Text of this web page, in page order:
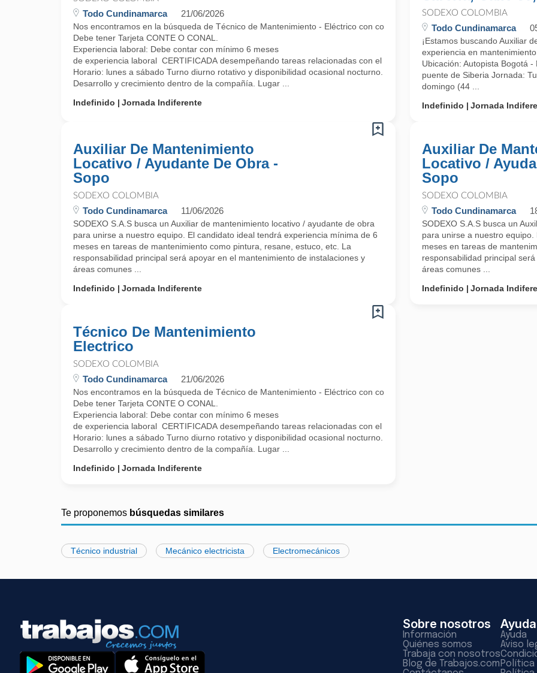
Todo Cundinamarca 21/06/2026
Nos encontramos en la búsqueda de Técnico de Mantenimiento - Eléctrico con conocimiento los arreglos locativos.
Debe tener Tarjeta CONTE O CONAL.
Experiencia laboral: Debe contar con mínimo 6 meses
de experiencia laboral CERTIFICADA desempeñando tareas relacionadas con el cargo Electrico y locativo (cableado
Horario: lunes a sábado Turno diurno rotativo y disponibilidad ocasional nocturno.
Desarrollo y crecimiento dentro de la compañía. Lugar ...
Indefinido
Jornada Indiferente
SODEXO COLOMBIA
Todo Cundinamarca
¡Estamos buscando Auxiliar
experiencia en
Ubicación: Autopista Bogotá
puente de Siberia Jornada:
domingo (44 ...
Indefinido
Jornada
Auxiliar De Mantenimiento
Locativo / Ayudante De Obra -
Sopo
SODEXO COLOMBIA
Todo Cundinamarca 11/06/2026
SODEXO S.A.S busca un Auxiliar de mantenimiento locativo / ayudante de obra
para unirse a nuestro equipo. El candidato ideal tendrá experiencia mínima de 6
meses en tareas de mantenimiento como pintura, resane, estuco, etc. La
responsabilidad principal será apoyar en el mantenimiento de instalaciones y
áreas comunes ...
Indefinido
Jornada Indiferente
Auxiliar De
Locativo /
Sopo
SODEXO COLOMBIA
Todo Cundinamarca
SODEXO S.A.S busca un
para unirse a nuestro
meses en tareas de
responsabilidad principal
áreas comunes ...
Indefinido
Jornada
Técnico De Mantenimiento
Electrico
SODEXO COLOMBIA
Todo Cundinamarca 21/06/2026
Nos encontramos en la búsqueda de Técnico de Mantenimiento - Eléctrico con conocimiento los arreglos locativos.
Debe tener Tarjeta CONTE O CONAL.
Experiencia laboral: Debe contar con mínimo 6 meses
de experiencia laboral CERTIFICADA desempeñando tareas relacionadas con el cargo Electrico y locativo (cableado
Horario: lunes a sábado Turno diurno rotativo y disponibilidad ocasional nocturno.
Desarrollo y crecimiento dentro de la compañía. Lugar ...
Indefinido
Jornada Indiferente
Te proponemos búsquedas similares
Técnico industrial Mecánico electricista Electromecánicos
Sobre nosotros
Información
Quiénes somos
Trabaja con nosotros
Blog de Trabajos.com
Ayuda
Ayuda
Aviso